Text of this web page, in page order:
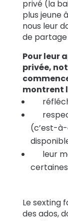
privé (la
plus jeune
nous leur
de partage
Pour leur
privée,
montrent
(c’est-
leur
Le sexting
des ados,